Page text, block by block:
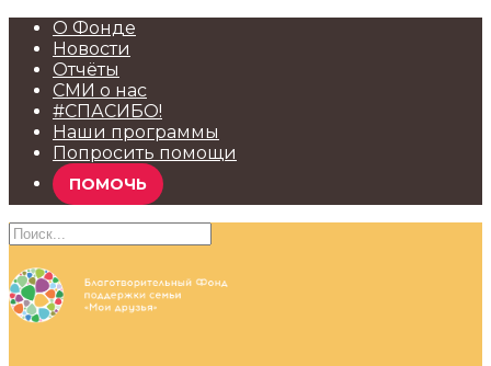
О Фонде
Новости
Отчёты
СМИ о нас
#СПАСИБО!
Наши программы
Попросить помощи
ПОМОЧЬ